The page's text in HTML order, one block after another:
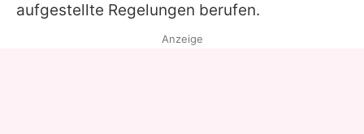
aufgestellte Regelungen berufen.
Anzeige